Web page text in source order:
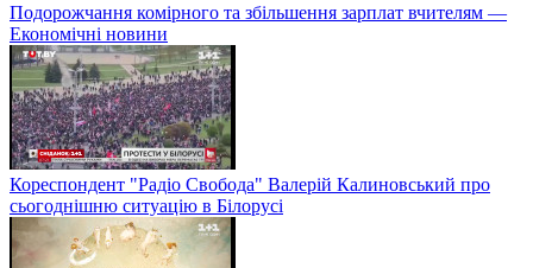
Подорожчання комірного та збільшення зарплат вчителям —
Економічні новини
Кореспондент "Радіо Свобода" Валерій Калиновський про
сьогоднішню ситуацію в Білорусі